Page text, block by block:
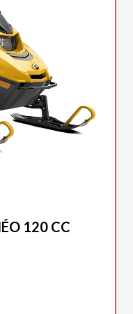
120 CC